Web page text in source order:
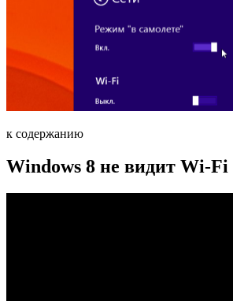
к содержанию
Windows 8 не видит Wi-Fi